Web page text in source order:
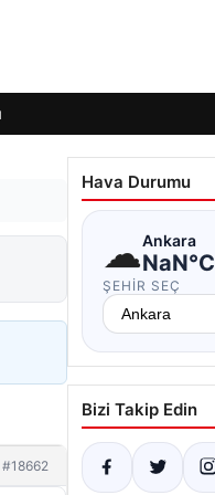
#18662
Hava Durumu
☁Ankara
NaN°C
ŞEHIR SEÇ
Bizi Takip Edin